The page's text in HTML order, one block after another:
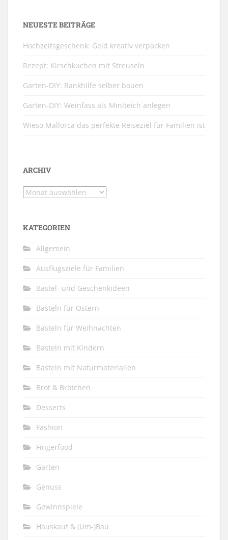
NEUESTE BEITRÄGE
Hochzeitsgeschenk: Geld kreativ verpacken
Rezept: Kirschkuchen mit Streuseln
Garten-DIY: Rankhilfe selber bauen
Garten-DIY: Weinfass als Miniteich anlegen
Wieso Mallorca das perfekte Reiseziel für Familien ist
ARCHIV
Archiv
KATEGORIEN
Allgemein
Ausflugsziele für Familien
Bastel- und Geschenkideen
Basteln für Ostern
Basteln für Weihnachten
Basteln mit Kindern
Basteln mit Naturmaterialien
Brot & Brötchen
Desserts
Fashion
Fingerfood
Garten
Genuss
Gewinnspiele
Hauskauf & (Um-)Bau